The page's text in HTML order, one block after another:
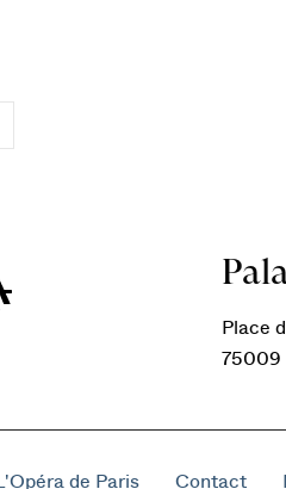
Place
75009
L'Opéra de Paris Contact